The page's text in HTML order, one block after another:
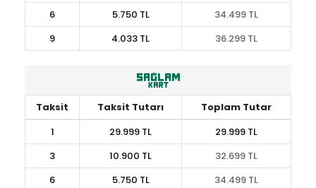
6
5.750 TL
34.499 TL
9
4.033 TL 36.299 TL
Taksit Taksit Tutarı
Toplam Tutar
1
29.999 TL
29.999 TL
3
10.900 TL
32.699 TL
6
5.750 TL
34.499 TL